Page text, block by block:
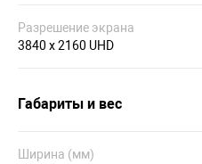
Разрешение экрана
3840 x 2160 UHD
Габариты и вес
Ширина (мм)